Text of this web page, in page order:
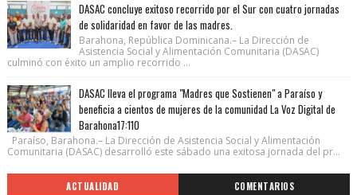
DASAC concluye exitoso recorrido por el Sur con cuatro jornadas
de solidaridad en favor de las madres.
Barahona, República Dominicana.– La Dirección de
Asistencia Social y Alimentación Comunitaria (DASAC)
culminó con éxito un amplio recorrido ...
DASAC lleva el programa "Madres que Sostienen" a Paraíso y
beneficia a cientos de mujeres de la comunidad La Voz Digital de
Barahona17:110
Paraíso, Barahona.– La Dirección de Asistencia Social y Alimentación
Comunitaria (DASAC) desarrolló este sábado una exitosa jornada del pr...
ACTUALIDAD COMENTARIOS